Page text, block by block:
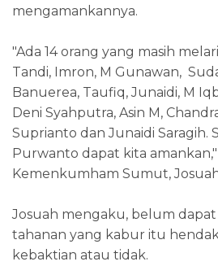
mengamankannya.
"Ada 14 orang yang masih
Tandi, Imron, M Gunawan,
Banuerea, Taufiq, Junaidi, M
Deni Syahputra, Asin M,
Suprianto dan Junaidi Saragih.
Purwanto dapat kita
Kemenkumham Sumut,
Josuah mengaku, belum
tahanan yang kabur itu
kebaktian atau tidak.